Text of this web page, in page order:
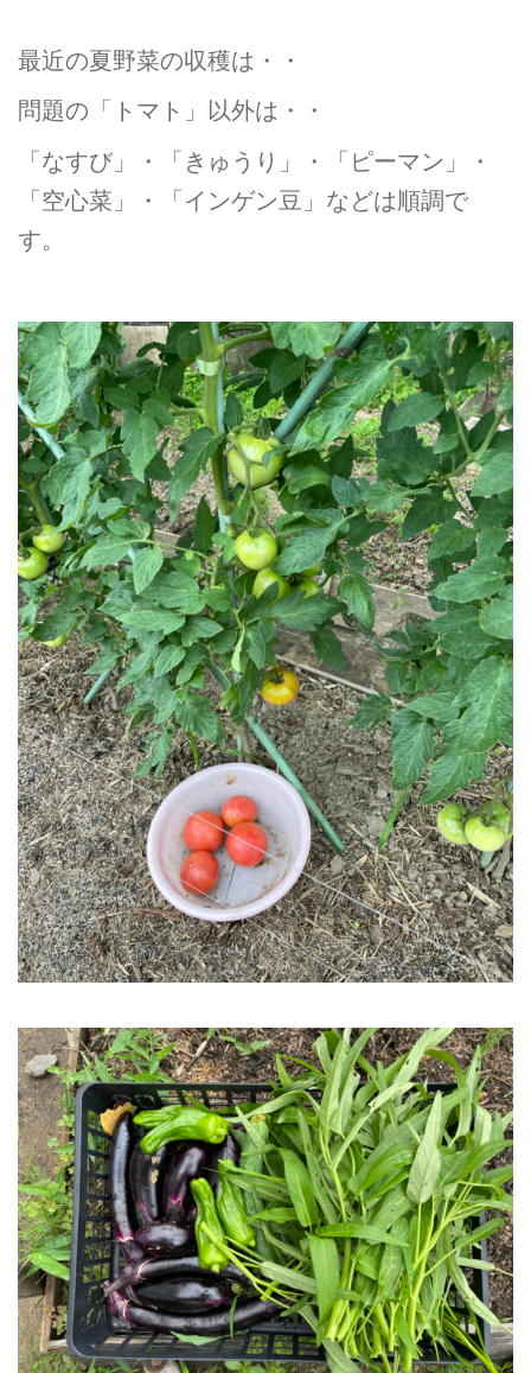
最近の夏野菜の収穫は・・
問題の「トマト」以外は・・
「なすび」・「きゅうり」・「ピーマン」・
「空心菜」・「インゲン豆」などは順調で
す。